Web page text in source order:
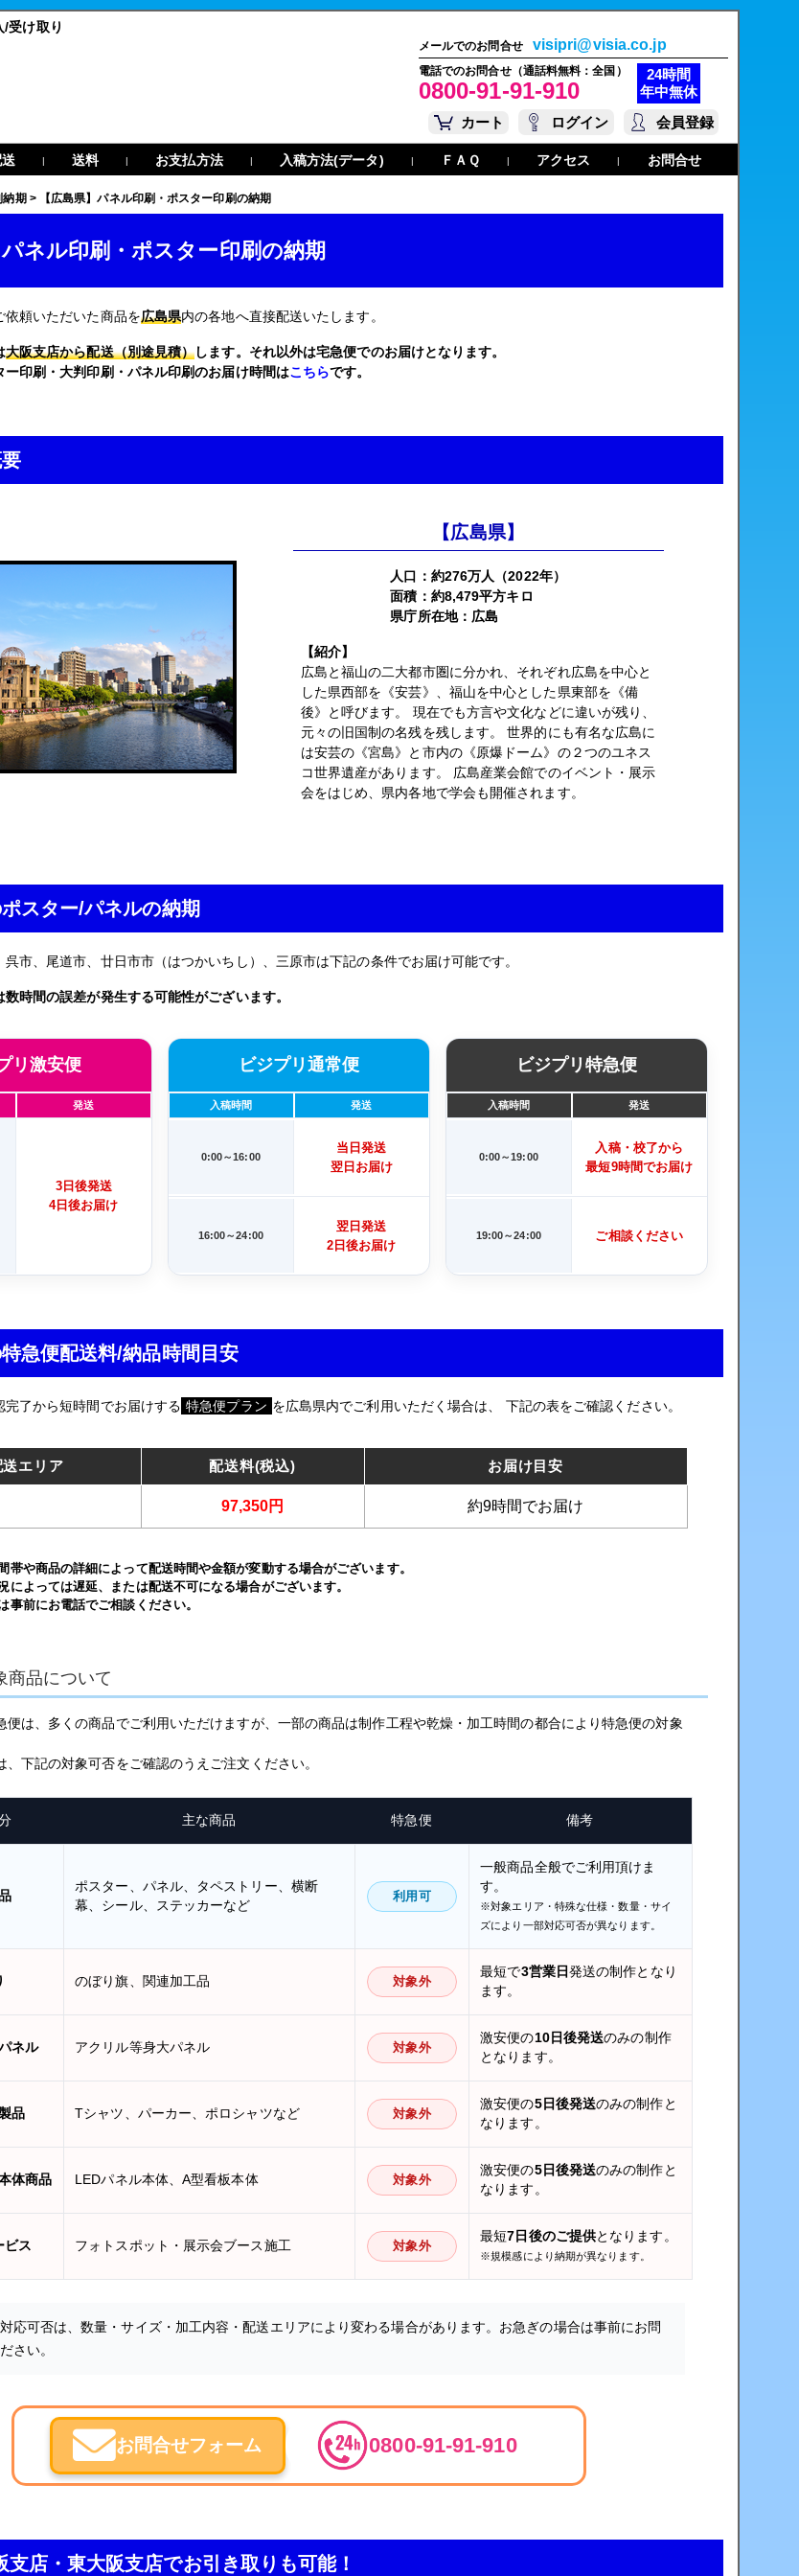
/受け取り
メールでのお問合せ visipri@visia.co.jp
電話でのお問合せ（通話料無料：全国）
0800-91-91-910
24時間
年中無休
カート
ログイン 会員登録
| 送料 | お支払方法 | 入稿方法(データ) | ＦＡＱ | アクセス | お問合せ
納期 > 【広島県】パネル印刷・ポスター印刷の納期
パネル印刷・ポスター印刷の納期
依頼いただいた商品を広島県内の各地へ直接配送いたします。
大阪支店から配送（別途見積）します。それ以外は宅急便でのお届けとなります。
ー印刷・大判印刷・パネル印刷のお届け時間はこちらです。
【広島県】
人口：約276万人（2022年）
面積：約8,479平方キロ
県庁所在地：広島
【紹介】
広島と福山の二大都市圏に分かれ、それぞれ広島を中心と
した県西部を《安芸》、福山を中心とした県東部を《備
後》と呼びます。 現在でも方言や文化などに違いが残り、
元々の旧国制の名残を残します。 世界的にも有名な広島に
は安芸の《宮島》と市内の《原爆ドーム》の２つのユネス
コ世界遺産があります。 広島産業会館でのイベント・展示
会をはじめ、県内各地で学会も開催されます。
スター/パネルの納期
呉市、尾道市、廿日市市（はつかいちし）、三原市は下記の条件でお届け可能です。
時間の誤差が発生する可能性がございます。
リ激安便
発送
3日後発送
4日後お届け
ビジプリ通常便
入稿時間 発送
0:00～16:00
当日発送
翌日お届け
16:00～24:00
翌日発送
2日後お届け
ビジプリ特急便
入稿時間 発送
0:00～19:00
入稿・校了から
最短9時間でお届け
19:00～24:00 ご相談ください
急便配送料/納品時間目安
完了から短時間でお届けする 特急便プラン を広島県内でご利用いただく場合は、 下記の表をご確認ください。
送エリア 配送料(税込) お届け目安
97,350円 約9時間でお届け
帯や商品の詳細によって配送時間や金額が変動する場合がございます。
によっては遅延、または配送不可になる場合がございます。
事前にお電話でご相談ください。
商品について
便は、多くの商品でご利用いただけますが、一部の商品は制作工程や乾燥・加工時間の都合により特急便の対象
、下記の対象可否をご確認のうえご注文ください。
主な商品 特急便 備考
ポスター、パネル、タペストリー、横断
幕、シール、ステッカーなど
利用可
一般商品全般でご利用頂けま
す。
※対象エリア・特殊な仕様・数量・サイ
ズにより一部対応可否が異なります。
のぼり旗、関連加工品 対象外
最短で3営業日 発送の制作となり
ます。
ネル アクリル等身大パネル 対象外
激安便の10日後発送のみの制作
となります。
品 Tシャツ、パーカー、ポロシャツなど 対象外
激安便の5日後発送のみの制作と
なります。
体商品 LEDパネル本体、A型看板本体 対象外
激安便の5日後発送のみの制作と
なります。
ビス フォトスポット・展示会ブース施工 対象外
最短7日後のご提供となります。
※規模感により納期が異なります。
応可否は、数量・サイズ・加工内容・配送エリアにより変わる場合があります。お急ぎの場合は事前にお問
さい。
お問合せフォーム 0800-91-91-910
支店・東大阪支店でお引き取りも可能！